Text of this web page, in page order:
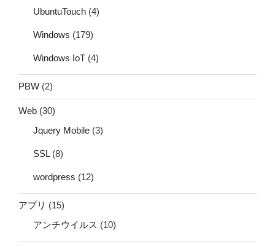
UbuntuTouch (4)
Windows (179)
Windows IoT (4)
PBW (2)
Web (30)
Jquery Mobile (3)
SSL(8)
wordpress (12)
アプリ (15)
アンチウイルス (10)